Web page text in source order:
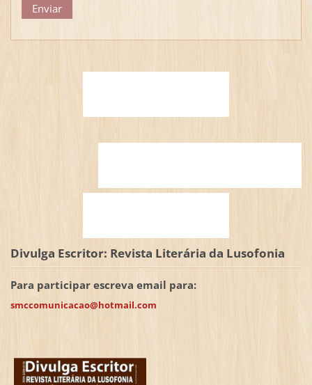
Divulga Escritor: Revista Literária da Lusofonia
Para participar escreva email para:
smccomunicacao@hotmail.com